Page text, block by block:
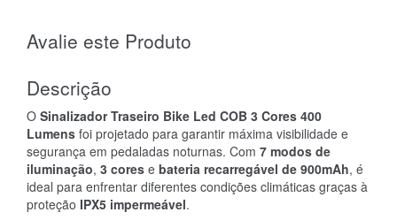
Avalie este Produto
Descrição
O Sinalizador Traseiro Bike Led COB 3 Cores 400
Lumens foi projetado para garantir máxima visibilidade e
segurança em pedaladas noturnas. Com 7 modos de
iluminação, 3 cores e bateria recarregável de 900mAh, é
ideal para enfrentar diferentes condições climáticas graças à
proteção IPX5 impermeável.